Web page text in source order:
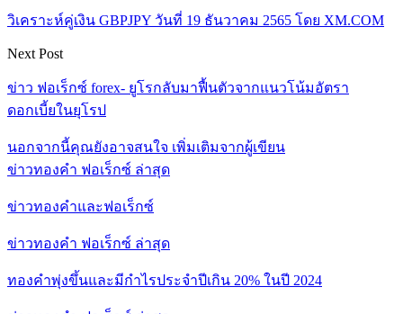
วิเคราะห์คู่เงิน GBPJPY วันที่ 19 ธันวาคม 2565 โดย XM.COM
Next Post
ข่าว ฟอเร็กซ์ forex- ยูโรกลับมาฟื้นตัวจากแนวโน้มอัตรา
ดอกเบี้ยในยุโรป
นอกจากนี้คุณยังอาจสนใจ เพิ่มเติมจากผู้เขียน
ข่าวทองคำ ฟอเร็กซ์ ล่าสุด
ข่าวทองคำและฟอเร็กซ์
ข่าวทองคำ ฟอเร็กซ์ ล่าสุด
ทองคำพุ่งขึ้นและมีกำไรประจำปีเกิน 20% ในปี 2024